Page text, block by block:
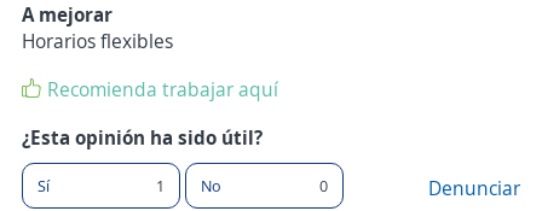
A mejorar
Horarios flexibles
Recomienda trabajar aquí
¿Esta opinión ha sido útil?
Sí 1 No 0 Denunciar